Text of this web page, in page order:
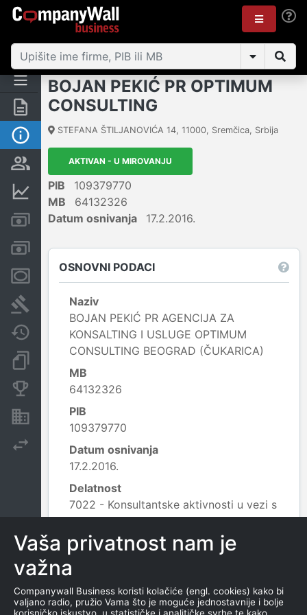
Rezime
Osnovni podaci
Vlasnička struktura
Finansijski podaci
Kreditni limit kompanije
Računi i blokade
Menice i zaloge
Sudski sporovi
Javne nabavke
Konkurentske kompanije
Nekretnine i imovina
BOJAN PEKIĆ PR OPTIMUM
CONSULTING
STEFANA ŠTILJANOVIĆA 14, 11000, Sremčica, Srbija
AKTIVAN - U MIROVANJU
PIB
109379770
MB
64132326
Datum osnivanja
17.2.2016.
OSNOVNI PODACI
Naziv
BOJAN PEKIĆ PR AGENCIJA ZA
KONSALTING I USLUGE OPTIMUM
CONSULTING BEOGRAD (ČUKARICA)
MB
64132326
PIB
109379770
Datum osnivanja
17.2.2016.
Delatnost
7022 - Konsultantske aktivnosti u vezi s
poslovanjem i ostalim upravljanjem;
Datum privremenog prekida
5.4.2018.
Vaša privatnost nam je
važna
Companywall Business koristi kolačiće (engl. cookies) kako bi
valjano radio, pružio Vama što je moguće jednostavnije i bolje